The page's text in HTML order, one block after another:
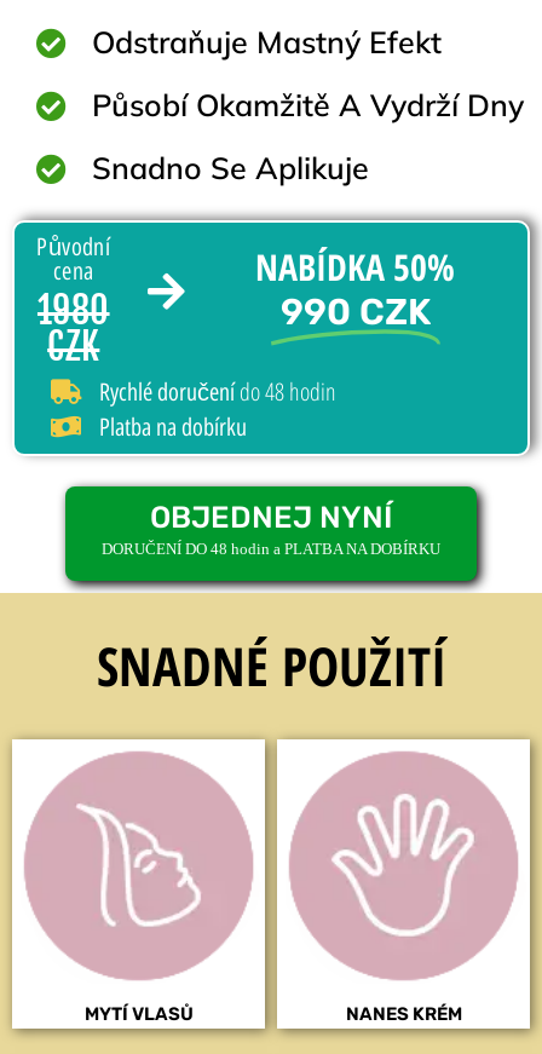
Odstraňuje Mastný Efekt
Působí Okamžitě A Vydrží Dny
Snadno Se Aplikuje
Původní
cena
1980
CZK
NABÍDKA 50%
990 CZK
Rychlé doručenído 48 hodin
Platba na dobírku
OBJEDNEJ NYNÍ
DORUČENÍ DO 48 hodin a PLATBA NA DOBÍRKU
SNADNÉ POUŽITÍ
MYTÍ VLASŮ NANES KRÉM